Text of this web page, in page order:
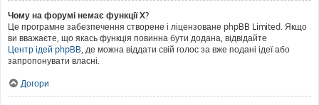
Чому на форумі немає функції X?
Це програмне забезпечення створене і ліцензоване phpBB Limited. Якщо
ви вважаєте, що якась функція повинна бути додана, відвідайте
Центр ідей phpBB, де можна віддати свій голос за вже подані ідеї або
запропонувати власні.
Догори